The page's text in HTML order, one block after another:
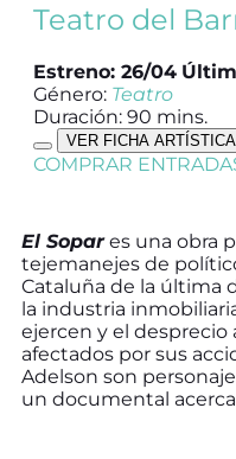
Teatro del
Estreno: 26/04
Género: Teatro
Duración: 90 mins.
VER FICHA ARTÍSTICA
COMPRAR
El Sopares una obra
tejemanejes de
Cataluña de la última
la industria
ejercen y el desprecio
afectados por sus
Adelson son
un documental